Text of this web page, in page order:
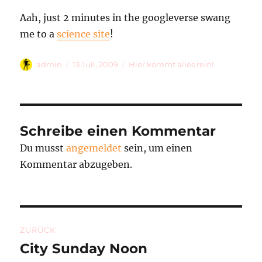
Aah, just 2 minutes in the googleverse swang
me to ascience site!
Autor
admin
Veröffentlicht
13 Juli, 2009 Kategorien
Hier kommt alles rein!
Schreibe einen Kommentar
Du musstangemeldet sein, um einen
Kommentar abzugeben.
ZURÜCK
Vorheriger
City Sunday Noon